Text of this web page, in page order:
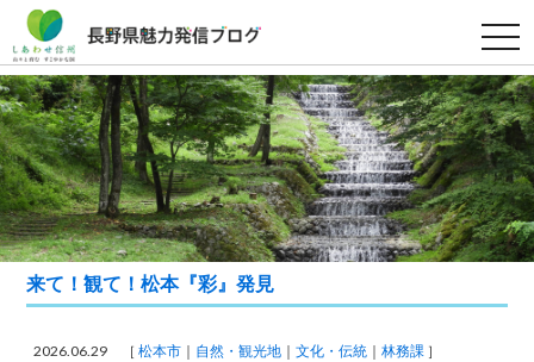
t
o
g
g
l
e
n
a
v
i
g
a
t
i
n
来て！観て！松本『彩』発見
2026.06.29 ［松本市 自然・観光地 文化・伝統 林務課 ］